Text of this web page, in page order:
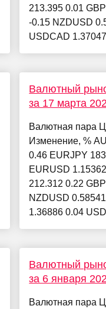
213.395 0.01
-0.15 NZDUSD
USDCAD
Валютный
за 17 марта
Валютная пара
Изменение, %
0.46 EURJPY
EURUSD
212.312 0.22
NZDUSD
1.36886 0.04
Валютный
за 6 января
Валютная пара